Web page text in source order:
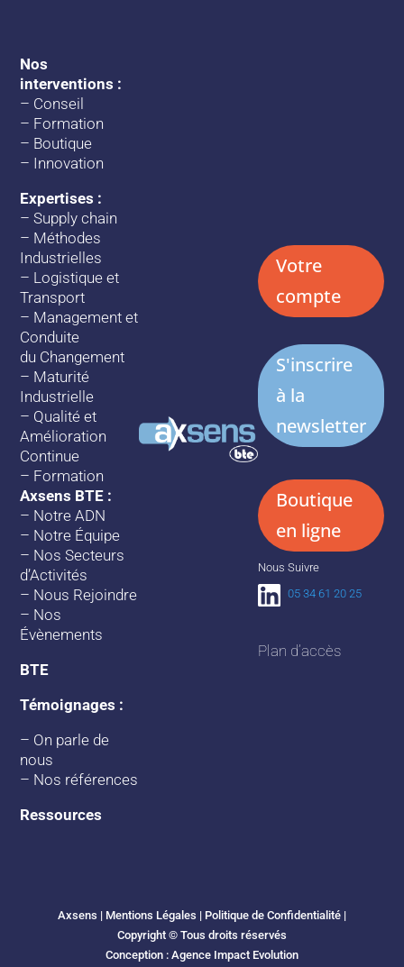
Nos
interventions :
– Conseil
– Formation
– Boutique
– Innovation
Expertises :
–Supply chain
– Méthodes
Industrielles
– Logistique et
Transport
– Management et
Conduite
du Changement
– Maturité
Industrielle
– Qualité et
Amélioration
Continue
– Formation
Axsens BTE :
– Notre ADN
– Notre Équipe
– Nos Secteurs
d’Activités
– Nous Rejoindre
– Nos
Évènements
BTE
Témoignages :
– On parle de
nous
– Nos références
Ressources
Votre
compte
S'inscrire
à la
newsletter
Boutique
en ligne
Nous Suivre
05 34 61 20 25
Plan d’accès
Axsens | Mentions Légales | Politique de Confidentialité|
Copyright © Tous droits réservés
Conception : Agence Impact Evolution